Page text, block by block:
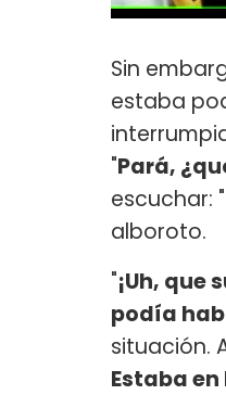
Sin
estaba
"Pará,
escuchar:
alboroto.
"¡Uh, que
podía
situación.
Estaba